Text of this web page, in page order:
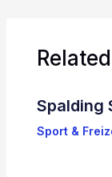
Spalding
Sport &